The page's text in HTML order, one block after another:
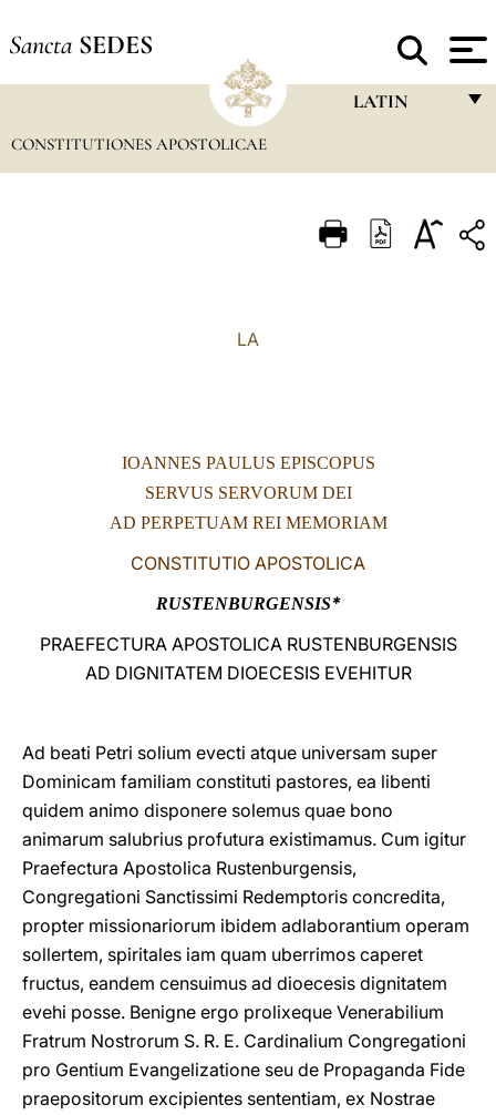
Sancta SEDES
LATIN
ITALIANO
中文
LATINE
CONSTITUTIONES APOSTOLICAE
LA
IOANNES PAULUS EPISCOPUS
SERVUS SERVORUM DEI
AD PERPETUAM REI MEMORIAM
CONSTITUTIO APOSTOLICA
RUSTENBURGENSIS*
PRAEFECTURA APOSTOLICA RUSTENBURGENSIS
AD DIGNITATEM DIOECESIS EVEHITUR
Ad beati Petri solium evecti atque universam super
Dominicam familiam constituti pastores, ea libenti
quidem animo disponere solemus quae bono
animarum salubrius profutura existimamus. Cum igitur
Praefectura Apostolica Rustenburgensis,
Congregationi Sanctissimi Redemptoris concredita,
propter missionariorum ibidem adlaborantium operam
sollertem, spiritales iam quam uberrimos caperet
fructus, eandem censuimus ad dioecesis dignitatem
evehi posse. Benigne ergo prolixeque Venerabilium
Fratrum Nostrorum S. R. E. Cardinalium Congregationi
pro Gentium Evangelizatione seu de Propaganda Fide
praepositorum excipientes sententiam, ex Nostrae